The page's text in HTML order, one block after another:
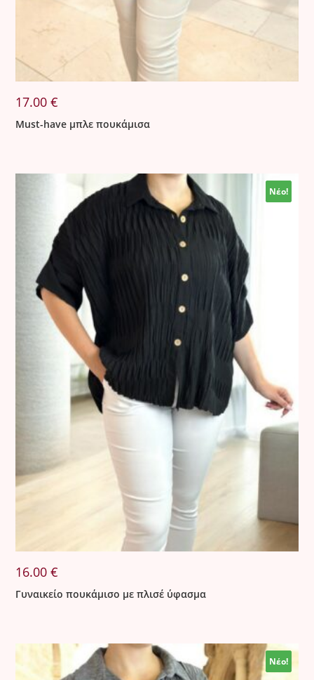
17.00€
Must-have μπλε πουκάμισα
Νέο!
Νέο!
16.00€
Γυναικείο πουκάμισο με πλισέ ύφασμα
Νέο!
Νέο!